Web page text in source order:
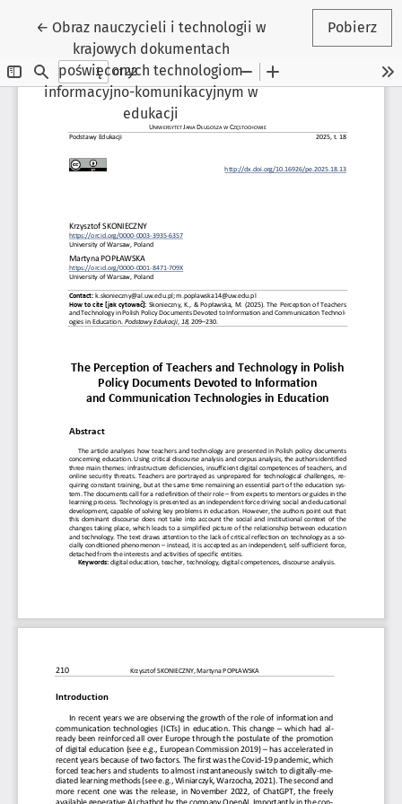
← Wróć do szczegółów artykułu
Obraz nauczycieli i technologii w
krajowych dokumentach
poświęconych technologiom
informacyjno-komunikacyjnym w
edukacji
Pobierz